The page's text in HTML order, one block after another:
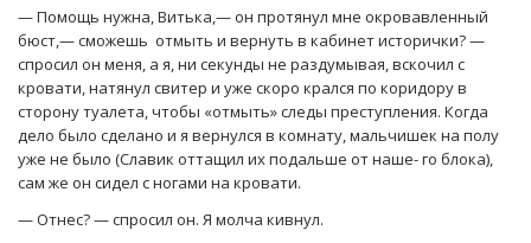
— Помощь нужна, Витька,— он протянул мне окровавленный
бюст,— сможешь отмыть и вернуть в кабинет исторички? —
спросил он меня, а я, ни секунды не раздумывая, вскочил с
кровати, натянул свитер и уже скоро крался по коридору в
сторону туалета, чтобы «отмыть» следы преступления. Когда
дело было сделано и я вернулся в комнату, мальчишек на полу
уже не было (Славик оттащил их подальше от наше- го блока),
сам же он сидел с ногами на кровати.
— Отнес? — спросил он. Я молча кивнул.